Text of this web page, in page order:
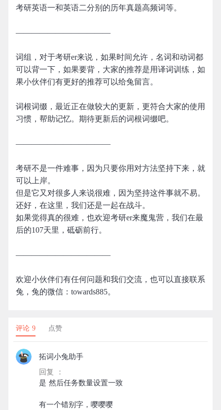
考研英语一和英语二分别的历年真题高频词等。
————————————
词组，对于考研er来说，如果时间允许，名词和动词都
可以背一下，如果要背，大家的推荐是用译词训练，如
果小伙伴们有更好的推荐可以给兔留言。
词根词缀，最近正在做较大的更新，更符合大家的使用
习惯，帮助记忆。期待更新后的词根词缀吧。
————————————
考研不是一件难事，因为只要你用对方法坚持下来，就
可以上岸。
但是它又对很多人来说很难，因为坚持这件事就不易。
还好，在这里，我们还是一起在战斗。
如果觉得真的很难，也欢迎考研er来魔鬼营，我们在最
后的107天里，砥砺前行。
————————————
欢迎小伙伴们有任何问题和我们交流，也可以直接联系
兔，兔的微信：towards885。
评论 9 点赞
拓词小兔助手
回复 ：
是 然后任务数量设置一致
有一个错别字，嘤嘤嘤